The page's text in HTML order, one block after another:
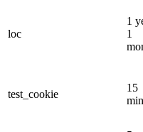
loc
1
1
test_cookie
15